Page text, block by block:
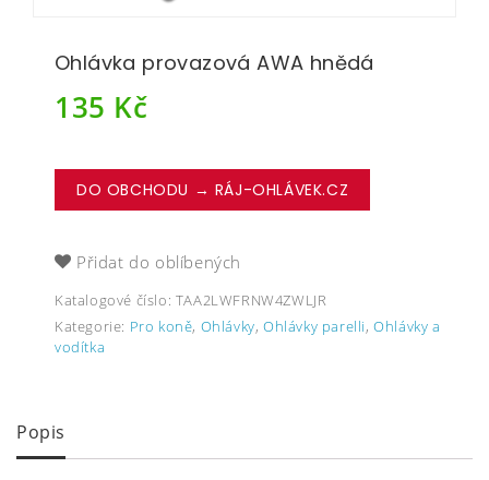
Ohlávka provazová AWA hnědá
135 Kč
DO OBCHODU → RÁJ-OHLÁVEK.CZ
Přidat do oblíbených
Katalogové číslo: TAA2LWFRNW4ZWLJR
Kategorie: Pro koně, Ohlávky,Ohlávky parelli,Ohlávky a
vodítka
Popis